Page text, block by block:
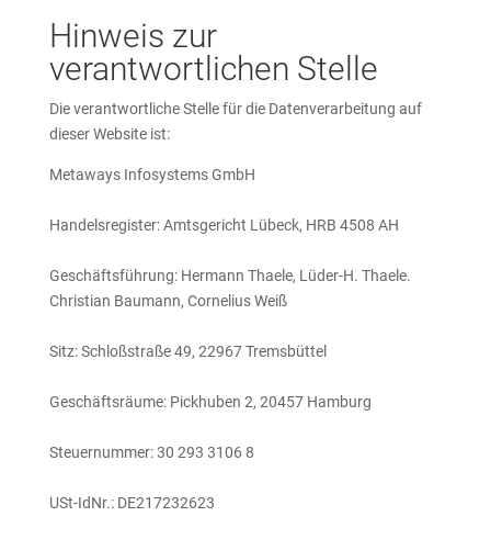
Hinweis zur
verantwortlichen Stelle
Die verantwortliche Stelle für die Datenverarbeitung auf
dieser Website ist:
Metaways Infosystems GmbH
Handelsregister: Amtsgericht Lübeck, HRB 4508 AH
Geschäftsführung: Hermann Thaele, Lüder-H. Thaele.
Christian Baumann, Cornelius Weiß
Sitz: Schloßstraße 49, 22967 Tremsbüttel
Geschäftsräume: Pickhuben 2, 20457 Hamburg
Steuernummer: 30 293 3106 8
USt-IdNr.: DE217232623